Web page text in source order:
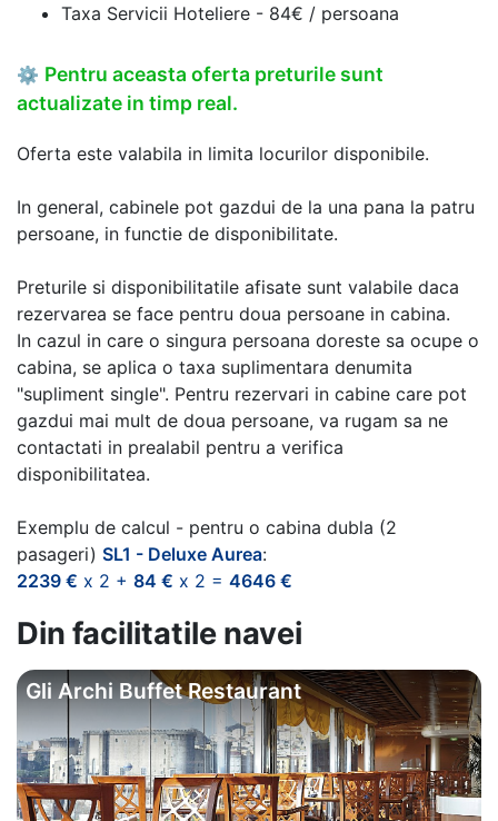
Taxa Servicii Hoteliere - 84€ / persoana
⚙ Pentru aceasta oferta preturile sunt
actualizate in timp real.
Oferta este valabila in limita locurilor disponibile.
In general, cabinele pot gazdui de la una pana la patru
persoane, in functie de disponibilitate.
Preturile si disponibilitatile afisate sunt valabile daca
rezervarea se face pentru doua persoane in cabina.
In cazul in care o singura persoana doreste sa ocupe o
cabina, se aplica o taxa suplimentara denumita
"supliment single". Pentru rezervari in cabine care pot
gazdui mai mult de doua persoane, va rugam sa ne
contactati in prealabil pentru a verifica
disponibilitatea.
Exemplu de calcul - pentru o cabina dubla (2
pasageri) SL1 - Deluxe Aurea:
2239 € x 2 + 84 € x 2 = 4646 €
Din facilitatile navei
Gli Archi Buffet Restaurant